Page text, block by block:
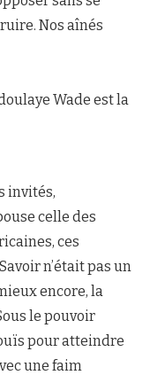
Nos aînés
Wade est la
invités,
celle des
ces
n’était pas un
encore, la
le pouvoir
pour atteindre
une faim